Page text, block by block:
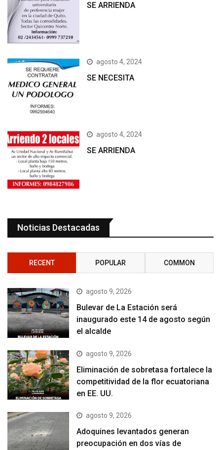
SE ARRIENDA
agosto 4, 2024
SE NECESITA
agosto 4, 2024
SE ARRIENDA
Noticias Destacadas
RECENT POPULAR COMMON
agosto 9, 2026
Bulevar de La Estación será
inaugurado este 14 de agosto según
el alcalde
agosto 9, 2026
Eliminación de sobretasa fortalece la
competitividad de la flor ecuatoriana
en EE. UU.
agosto 9, 2026
Adoquines levantados generan
preocupación en dos vías de